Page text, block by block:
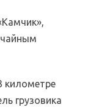
километре
грузовика